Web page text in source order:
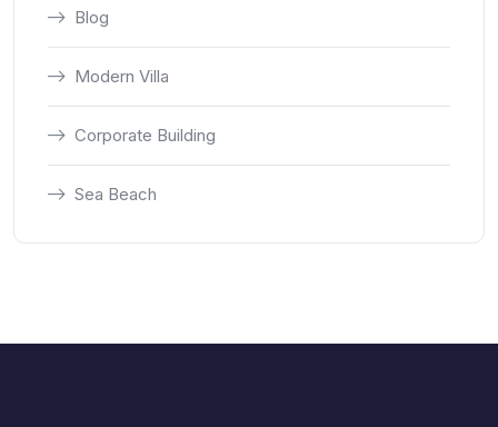
Blog
Modern Villa
Corporate Building
Sea Beach